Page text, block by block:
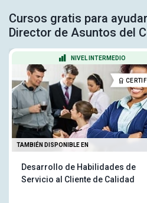
Cursos gratis para
Director de Asuntos del
NIVEL INTERMEDIO
TAMBIÉN DISPONIBLE EN
Desarrollo de Habilidades de
Servicio al Cliente de Calidad